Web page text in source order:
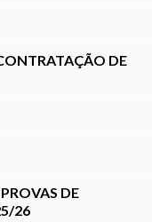
DE
DE
26